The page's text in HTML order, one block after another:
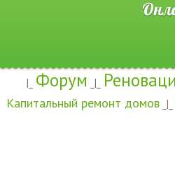
|_ Форум _|_
Капитальный ремонт домов _|_